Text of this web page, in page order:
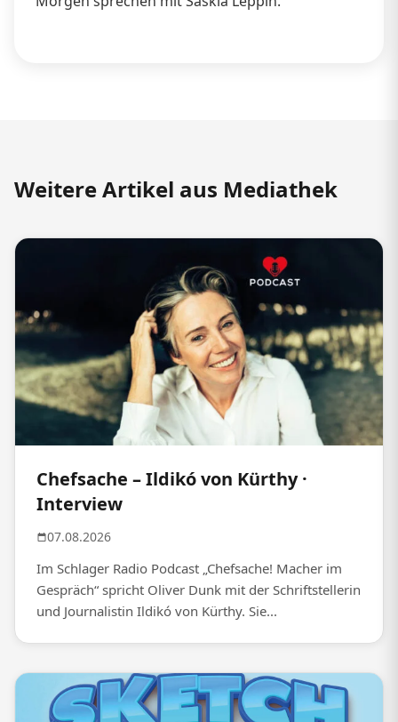
Weitere Artikel aus Mediathek
Chefsache – Ildikó von Kürthy ·
Interview
07.08.2026
Im Schlager Radio Podcast „Chefsache! Macher im
Gespräch“ spricht Oliver Dunk mit der Schriftstellerin
und Journalistin Ildikó von Kürthy. Sie...